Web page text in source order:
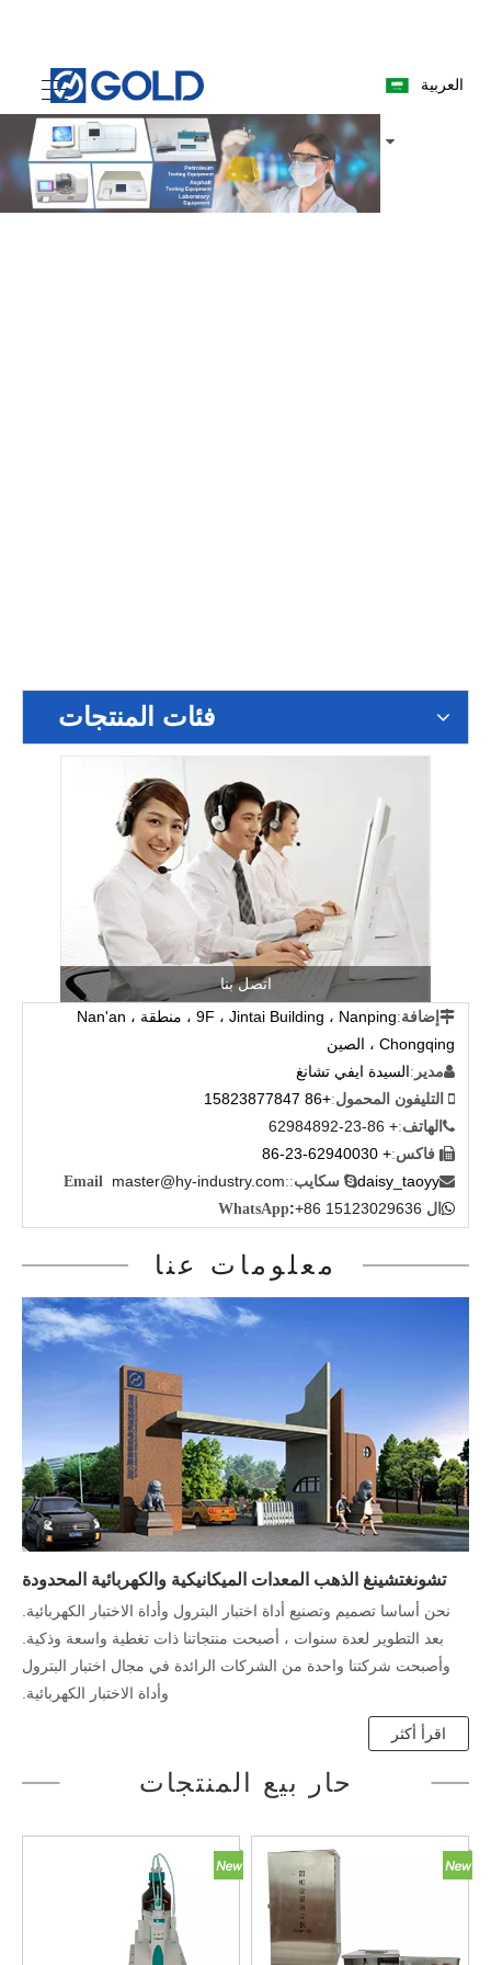
العربية
فئات المنتجات
اتصل بنا
 إضافة:
9F ، Jintai Building ، Nanping ، منطقة Nan'an ،
Chongqing ، الصين
مدير :السيدة ايفي تشانغ
 التليفون المحمول:
+86 15823877847
 الهاتف:
+ 86-23-62984892
 فاكس:
+ 86-23-62940030

Email :
master@hy-industry.com  سكايب: daisy_taoyy
 ال WhatsApp :+86 15123029636
معلومات عنا
تشونغتشينغ الذهب المعدات الميكانيكية والكهربائية المحدودة
نحن أساسا تصميم وتصنيع أداة اختبار البترول وأداة الاختبار الكهربائية.
بعد التطوير لعدة سنوات ، أصبحت منتجاتنا ذات تغطية واسعة وذكية.
وأصبحت شركتنا واحدة من الشركات الرائدة في مجال اختبار البترول
وأداة الاختبار الكهربائية.
اقرأ أكثر
حار بيع المنتجات